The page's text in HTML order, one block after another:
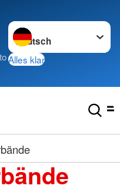
Sprache wechseln zu
Alles klar